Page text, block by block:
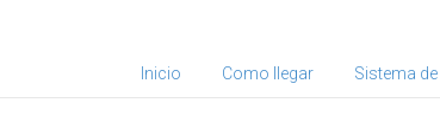
Inicio Como llegar Sistema